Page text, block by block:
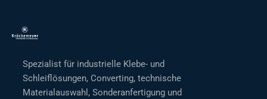
Spezialist für industrielle Klebe- und
Schleiflösungen, Converting, technische
Materialauswahl, Sonderanfertigung und